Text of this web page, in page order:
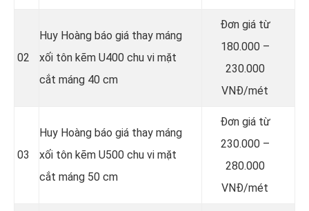
02
Huy Hoàng báo giá thay máng
xối tôn kẽm U400 chu vi mặt
cắt máng 40 cm
Đơn giá từ
180.000 –
230.000
VNĐ/mét
03
Huy Hoàng báo giá thay máng
xối tôn kẽm U500 chu vi mặt
cắt máng 50 cm
Đơn giá từ
230.000 –
280.000
VNĐ/mét